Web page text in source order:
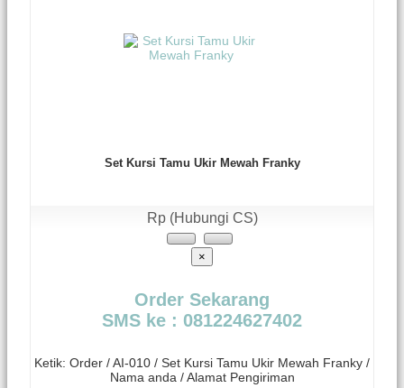
Set Kursi Tamu Ukir Mewah Franky
Rp (Hubungi CS)
×
Order Sekarang
SMS ke : 081224627402
Ketik: Order / AI-010 / Set Kursi Tamu Ukir Mewah Franky /
Nama anda / Alamat Pengiriman